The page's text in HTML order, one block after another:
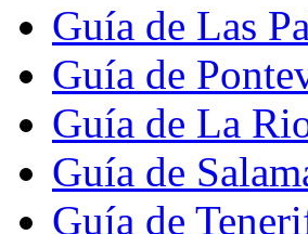
Guía de Las
Guía de
Guía de La
Guía de
Guía de